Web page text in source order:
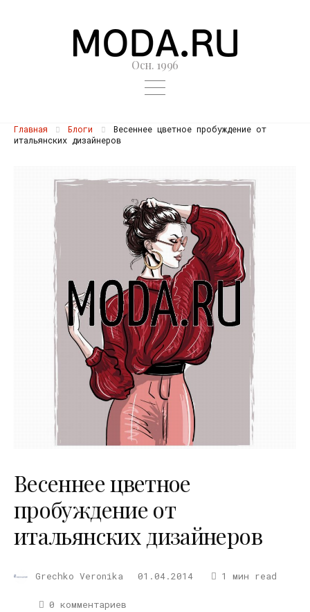
Осн. 1996
Главная Блоги
Весеннее цветное пробуждение от
итальянских дизайнеров
Весеннее цветное
пробуждение от
итальянских дизайнеров
Grechko Veronika 01.04.2014 1 мин read
0 комментариев